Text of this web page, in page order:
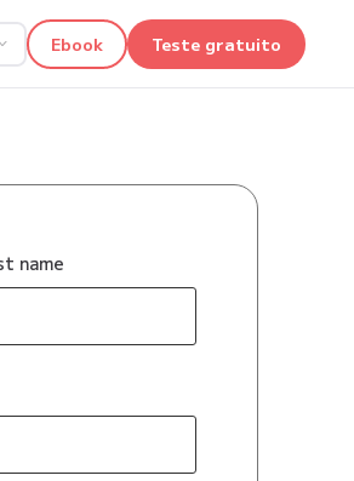
Ebook Teste gratuito
name